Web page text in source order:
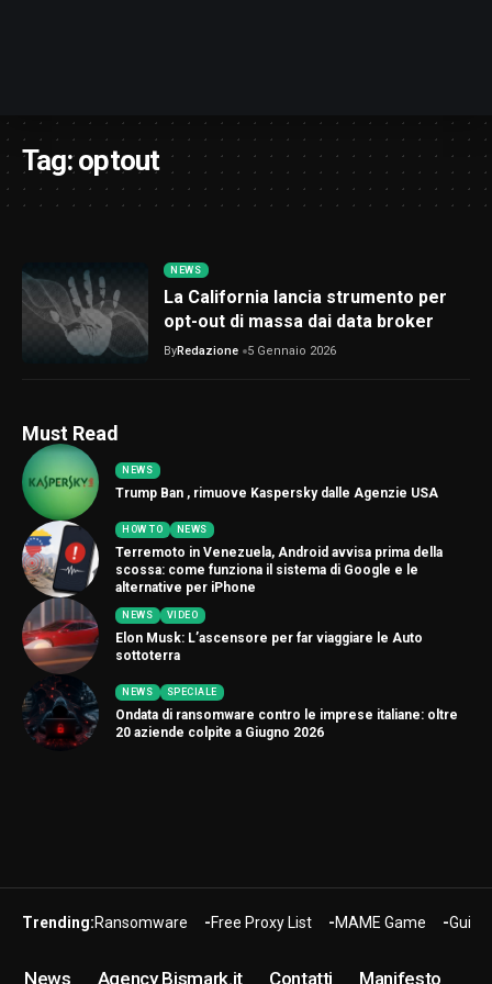
Tag:optout
NEWS
La California lancia strumento per
opt-out di massa dai data broker
ByRedazione 5 Gennaio 2026
Must Read
NEWS
Trump Ban , rimuove Kaspersky dalle Agenzie USA
HOW TO NEWS
Terremoto in Venezuela, Android avvisa prima della
scossa: come funziona il sistema di Google e le
alternative per iPhone
NEWS VIDEO
Elon Musk: L’ascensore per far viaggiare le Auto
sottoterra
NEWS SPECIALE
Ondata di ransomware contro le imprese italiane: oltre
20 aziende colpite a Giugno 2026
Trending:Ransomware Free Proxy List MAME Game Guide
News Agency Bismark.it Contatti Manifesto